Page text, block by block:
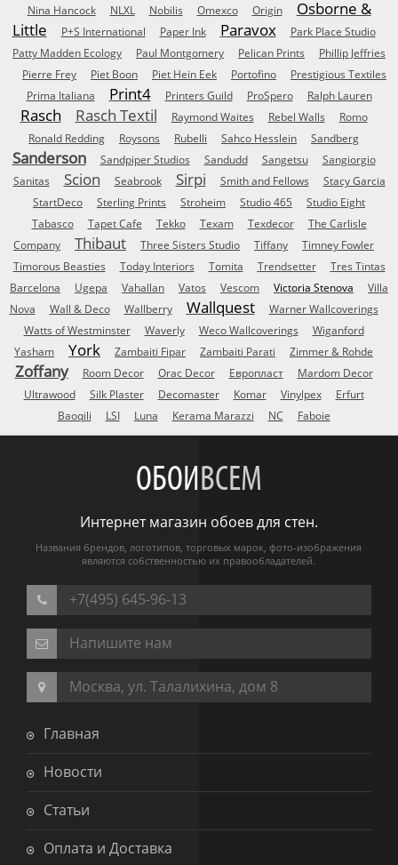
Nina Hancock NLXL Nobilis Omexco Origin
Osborne &
Little
P+S International Paper Ink Paravox
Park Place Studio
Patty Madden Ecology
Paul Montgomery Pelican Prints
Phillip Jeffries
Pierre Frey
Piet Boon Piet Hein Eek Portofino
Prestigious Textiles
Prima Italiana
Print4 Printers Guild ProSpero Ralph Lauren
Rasch Rasch Textil Raymond Waites Rebel Walls
Romo
Ronald Redding
Roysons Rubelli Sahco Hesslein Sandberg
Sanderson Sandpiper Studios Sandudd Sangetsu
Sangiorgio
Sanitas
Scion Seabrook Sirpi Smith and Fellows
Stacy Garcia
StartDeco
Sterling Prints Stroheim Studio 465
Studio Eight
Tabasco
Tapet Cafe Tekko Texam Texdecor
The Carlisle
Company
Thibaut Three Sisters Studio Tiffany
Timney Fowler
Timorous Beasties
Today Interiors Tomita Trendsetter
Tres Tintas
Barcelona
Ugepa Vahallan Vatos Vescom Victoria Stenova
Villa
Nova
Wall & Deco Wallberry Wallquest
Warner Wallcoverings
Watts of Westminster
Waverly Weco Wallcoverings
Wiganford
Yasham
York Zambaiti Fipar Zambaiti Parati Zimmer & Rohde
Zoffany Room Decor Orac Decor Европласт
Mardom Decor
Ultrawood
Silk Plaster Decomaster Komar Vinylpex
Erfurt
Baoqili
LSI Luna Kerama Marazzi NC Faboie
ОБОИВСЕМ
Интернет магазин обоев для стен.
Названия брендов, логотипов, торговых марок, фото-изображения
являются собственностью их правообладателей.
+7(495) 645-96-13
Напишите нам
Москва, ул. Талалихина, дом 8
Главная
Новости
Статьи
Оплата и Доставка